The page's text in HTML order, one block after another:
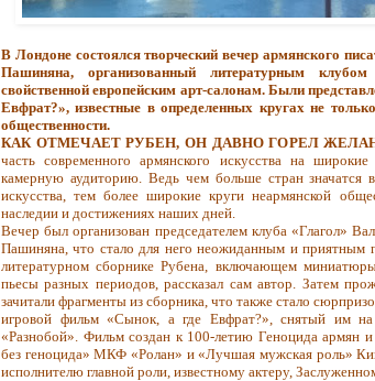
В Лондоне состоялся творческий вечер армянского
Пашиняна, организованный литературным
свойственной европейским арт-салонам. Были
Евфрат?», известные в определенных кругах не
общественности.
КАК ОТМЕЧАЕТ РУБЕН, ОН ДАВНО ГОРЕЛ
часть современного армянского искусства на
камерную аудиторию. Ведь чем больше стран значатся
искусства, тем более широкие круги неармянской
наследии и достижениях наших дней.
Вечер был организован председателем клуба «Глагол»
Пашиняна, что стало для него неожиданным и приятным
литературном сборнике Рубена, включающем
пьесы разных периодов, рассказал сам автор. Затем
зачитали фрагменты из сборника, что также стало
игровой фильм «Сынок, а где Евфрат?», снятый им на
«Разнобой». Фильм создан к 100-летию Геноцида армян
без геноцида» МКФ «Ролан» и «Лучшая мужская роль»
исполнителю главной роли, известному актеру,